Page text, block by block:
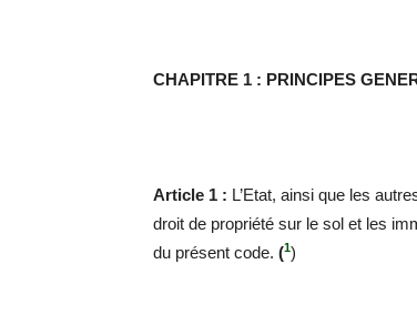
CHAPITRE 1 : PRINCIPES
Article 1 : L’Etat, ainsi que les
droit de propriété sur le sol et les
du présent code. (1)